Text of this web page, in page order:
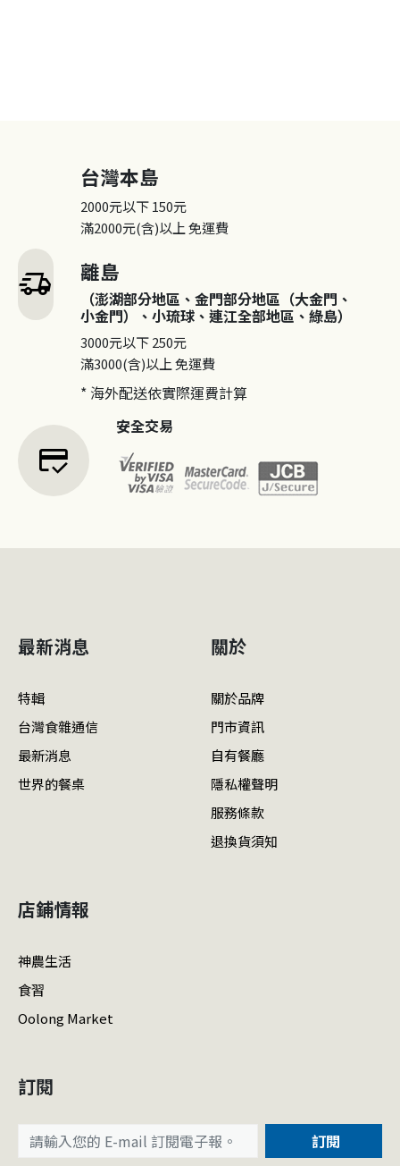
delivery_truck_speed
台灣本島
2000元以下150元
滿2000元(含)以上免運費
離島
（澎湖部分地區、金門部分地區（大金門、
小金門）、小琉球、連江全部地區、綠島）
3000元以下250元
滿3000(含)以上免運費
* 海外配送依實際運費計算
credit_score
安全交易
最新消息
特輯
台灣食雜通信
最新消息
世界的餐桌
關於
關於品牌
門市資訊
自有餐廳
隱私權聲明
服務條款
退換貨須知
店鋪情報
神農生活
食習
Oolong Market
訂閱
訂閱